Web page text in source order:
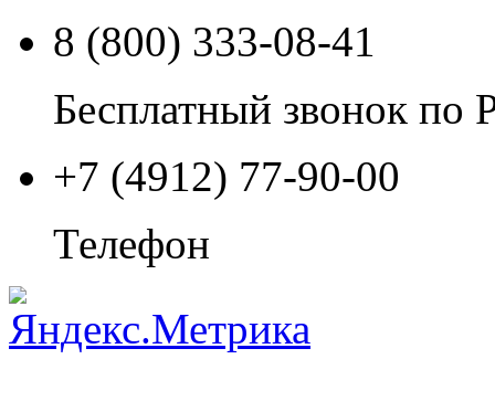
8 (800) 333-08-41
Бесплатный звонок по
+7 (4912) 77-90-00
Телефон